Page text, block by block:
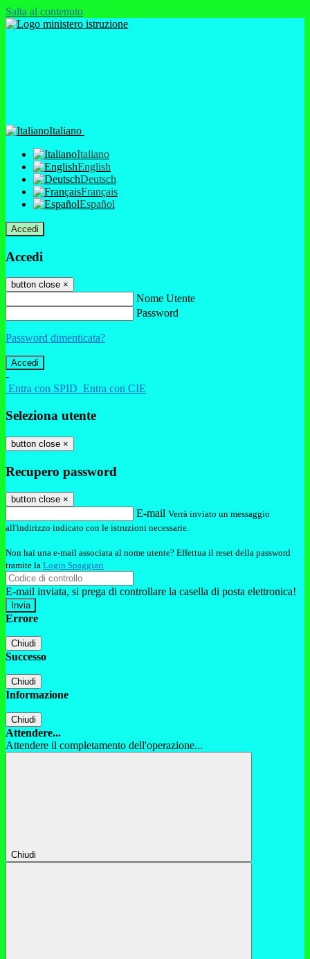
Salta al contenuto
Italiano
Italiano
English
Deutsch
Français
Español
Accedi
Accedi
button close ×
Nome Utente
Password
Password dimenticata?
-
Entra con SPID Entra con CIE
Seleziona utente
button close ×
Recupero password
button close ×
E-mail Verrà inviato un messaggio
all'indirizzo indicato con le istruzioni necessarie.
Non hai una e-mail associata al nome utente? Effettua il reset della password
tramite la Login Spaggiari
E-mail inviata, si prega di controllare la casella di posta elettronica!
Errore
Chiudi
Successo
Chiudi
Informazione
Chiudi
Attendere...
Attendere il completamento dell'operazione...
Chiudi